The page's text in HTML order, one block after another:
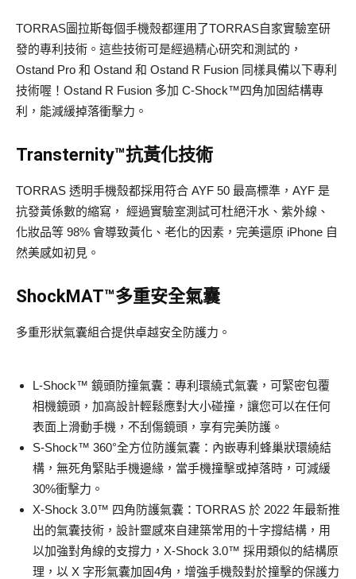
TORRAS圖拉斯每個手機殼都運用了TORRAS自家實驗室研
發的專利技術。這些技術可是經過精心研究和測試的，
Ostand Pro 和 Ostand 和 Ostand R Fusion 同樣具備以下專利
技術喔！Ostand R Fusion 多加 C-Shock™四角加固結構專
利，能減緩掉落衝擊力。
Transternity™抗黃化技術
TORRAS 透明手機殼都採用符合 AYF 50 最高標準，AYF 是
抗發黃係數的縮寫， 經過實驗室測試可杜絕汗水、紫外線、
化妝品等 98% 會導致黃化、老化的因素，完美還原 iPhone 自
然美感如初見。
ShockMAT™多重安全氣囊
多重形狀氣囊組合提供卓越安全防護力。
L-Shock™ 鏡頭防撞氣囊：專利環繞式氣囊，可緊密包覆
相機鏡頭，加高設計輕鬆應對大小碰撞，讓您可以在任何
表面上滑動手機，不刮傷鏡頭，享有完美防護。
S-Shock™ 360°全方位防護氣囊：內嵌專利蜂巢狀環繞結
構，無死角緊貼手機邊緣，當手機撞擊或掉落時，可減緩
30%衝擊力。
X-Shock 3.0™ 四角防護氣囊：TORRAS 於 2022 年最新推
出的氣囊技術，設計靈感來自建築常用的十字撐結構，用
以加強對角線的支撐力，X-Shock 3.0™ 採用類似的結構原
理，以 X 字形氣囊加固4角，增強手機殼對於撞擊的保護力